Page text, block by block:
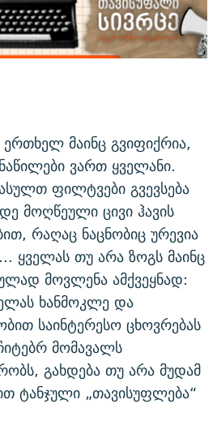
COVID-19
- ᲐᲛᲝᲣᲗᲥᲛᲔᲚᲘ ᲐᲛᲑᲐᲕᲘ
მაინც გვიფიქრია,
ვართ ყველანი.
ფილტვები გვევსება
მოღწეული ცივი ჰავის
რაღაც ნაცნობიც ურევია
ყველას თუ არა ზოგს მაინც
მოვლენა ამქვეყნად:
ხანმოკლე და
საინტერესო ცხოვრებას
მომავალს
გახდება თუ არა მუდამ
ტანჯული „თავისუფლება“